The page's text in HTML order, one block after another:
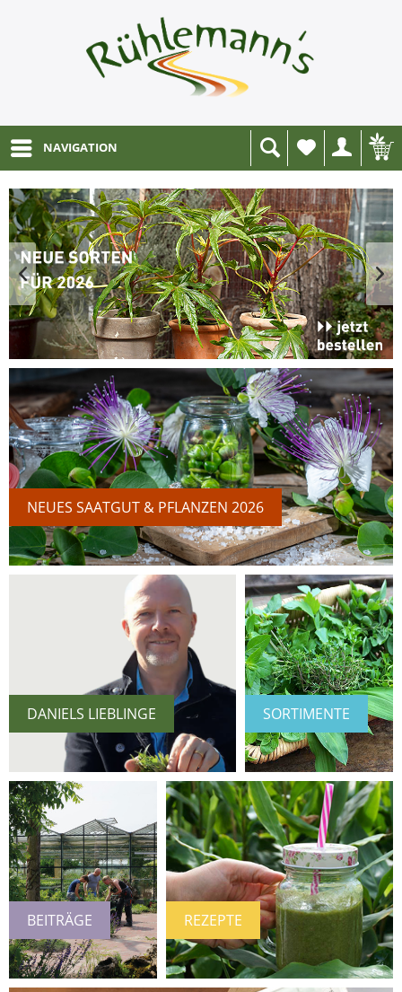
NAVIGATION
Wunschliste
NEUES SAATGUT & PFLANZEN 2026
SORTIMENTE
DANIELS LIEBLINGE
BEITRÄGE REZEPTE